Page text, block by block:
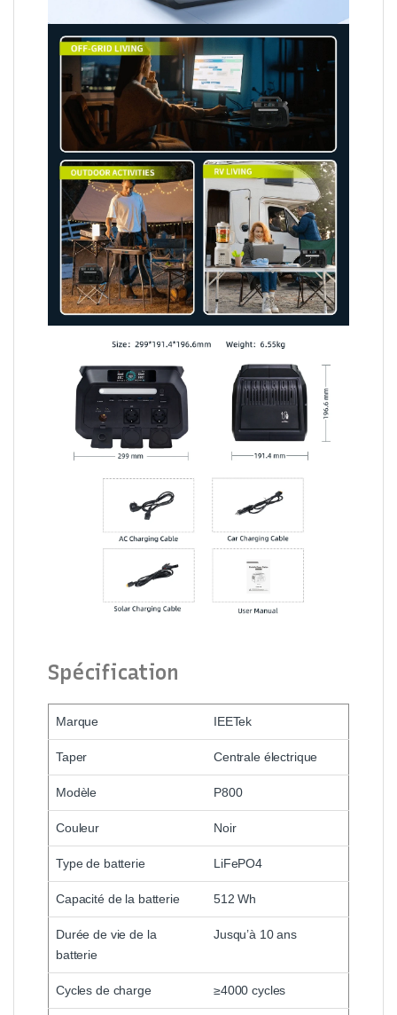
Spécification
Marque IEETek
Taper Centrale électrique
Modèle P800
Couleur Noir
Type de batterie LiFePO4
Capacité de la batterie 512 Wh
Durée de vie de la
batterie
Jusqu’à 10 ans
Cycles de charge ≥4000 cycles